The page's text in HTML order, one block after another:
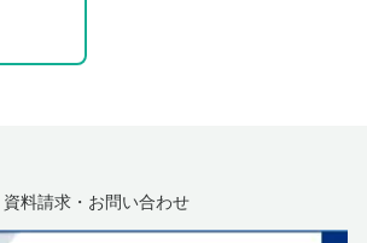
う
資料請求・お問い合わせ